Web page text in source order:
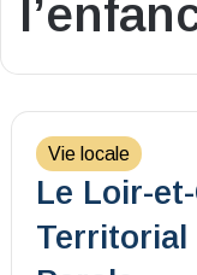
Vie locale
Le Loir-
Territorial